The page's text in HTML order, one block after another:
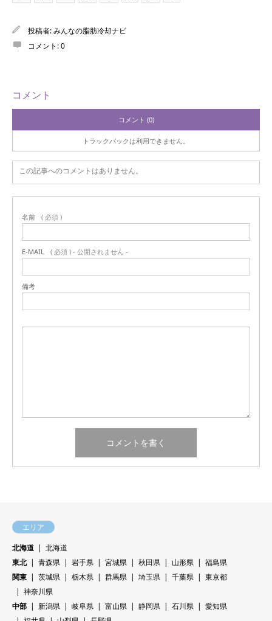
投稿者:みんなの脂肪冷却ナビ
コメント:0
コメント
コメント (0)
トラックバックは利用できません。
この記事へのコメントはありません。
名前 ( 必須 )
E-MAIL ( 必須 ) - 公開されません -
備考
エリア
北海道
北海道
東北
青森県 岩手県 宮城県 秋田県 山形県
福島県
関東
茨城県 栃木県 群馬県 埼玉県 千葉県
東京都
神奈川県
中部
新潟県 岐阜県 富山県 静岡県 石川県
愛知県